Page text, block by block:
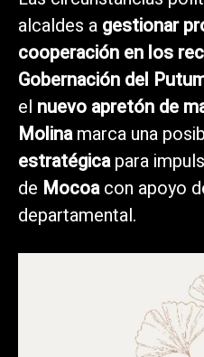
alcaldes a gestionar
cooperación en los
Gobernación del
el nuevo apretón de
Molinamarca una
estratégicapara
de Mocoacon apoyo
departamental.